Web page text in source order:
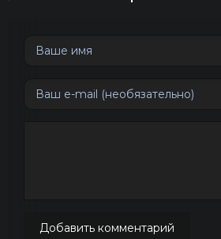
Добавить комментарий